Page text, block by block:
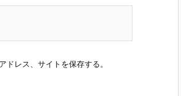
レス、サイトを保存する。